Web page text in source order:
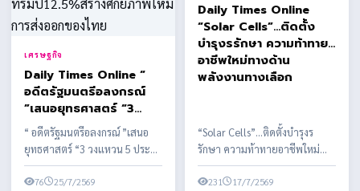
เศรษฐกิจ
Daily Times Online “
อดีตรัฐมนตรีอลงกรณ์
”เสนอยุทธศาสตร์ “3
วงแหวน 5 ประตู -
อีคอมเมิร์ซข้ามแดน”
พลิกวิกฤตภาษี
ทรัมป์12.5%สร้าง
“ อดีตรัฐมนตรีอลงกรณ์ ”เสนอ
ยุทธศาสตร์ “3 วงแหวน 5 ประตู -
อีคอมเมิร์ซข้ามแดน” พลิกวิกฤต
ภาษีทรัมป์12...
76 25/7/2569
Daily Times Online
“Solar Cells”…ติดตั้ง
บำรุงรรักษา ความท้าทาย
อาชีพใหม่ทางด้าน
พลังงานทางเลือก
“Solar Cells”…ติดตั้งบำรุงร
รักษา ความท้าทายอาชีพใหม่
ทางด้านพลังงานทางเลือก
พลังงานสะอาด ในประเทศไทย
231 17/7/2569